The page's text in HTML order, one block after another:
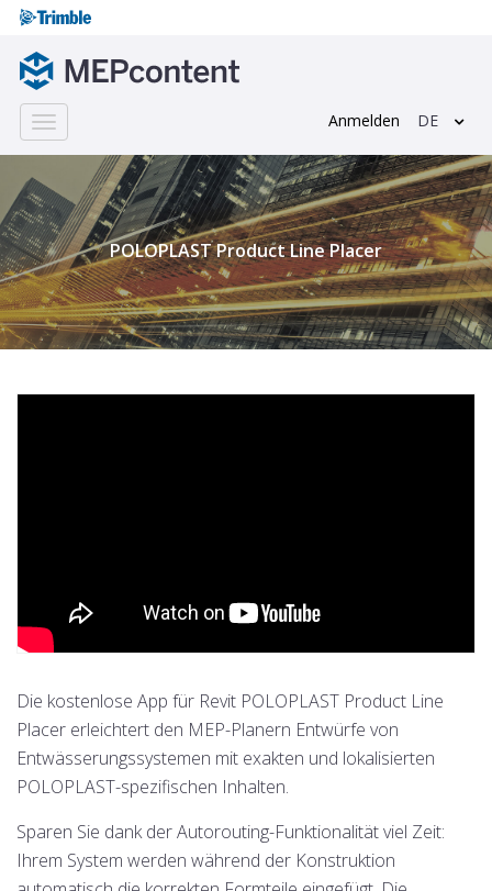
Toggle
navigation
Anmelden DE
POLOPLAST Product Line Placer
Die kostenlose App für Revit POLOPLAST Product Line
Placer erleichtert den MEP-Planern Entwürfe von
Entwässerungssystemen mit exakten und lokalisierten
POLOPLAST-spezifischen Inhalten.
Sparen Sie dank der Autorouting-Funktionalität viel Zeit:
Ihrem System werden während der Konstruktion